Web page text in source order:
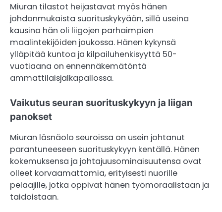
Miuran tilastot heijastavat myös hänen
johdonmukaista suorituskykyään, sillä useina
kausina hän oli liigojen parhaimpien
maalintekijöiden joukossa. Hänen kykynsä
ylläpitää kuntoa ja kilpailuhenkisyyttä 50-
vuotiaana on ennennäkemätöntä
ammattilaisjalkapallossa.
Vaikutus seuran suorituskykyyn ja liigan
panokset
Miuran läsnäolo seuroissa on usein johtanut
parantuneeseen suorituskykyyn kentällä. Hänen
kokemuksensa ja johtajuusominaisuutensa ovat
olleet korvaamattomia, erityisesti nuorille
pelaajille, jotka oppivat hänen työmoraalistaan ja
taidoistaan.